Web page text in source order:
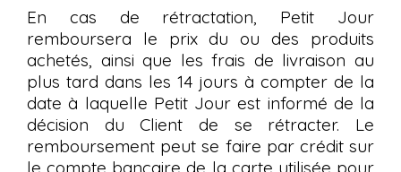
En cas de rétractation, Petit Jour
remboursera le prix du ou des produits
achetés, ainsi que les frais de livraison au
plus tard dans les 14 jours à compter de la
date à laquelle Petit Jour est informé de la
décision du Client de se rétracter. Le
remboursement peut se faire par crédit sur
le compte bancaire de la carte utilisée pour